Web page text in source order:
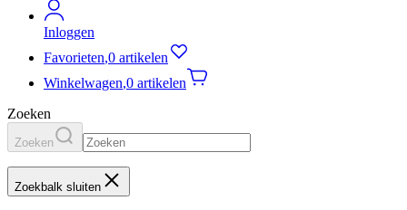
Inloggen
Favorieten,0 artikelen
Winkelwagen,0 artikelen
Zoeken
Zoeken
Zoekbalk sluiten